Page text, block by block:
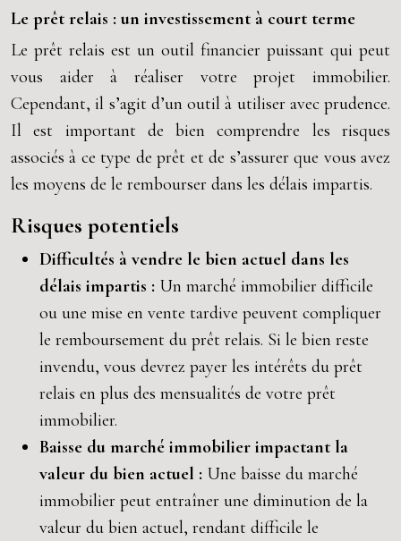
Le prêt relais : un investissement à court terme
Le prêt relais est un outil financier puissant qui peut
vous aider à réaliser votre projet immobilier.
Cependant, il s’agit d’un outil à utiliser avec prudence.
Il est important de bien comprendre les risques
associés à ce type de prêt et de s’assurer que vous avez
les moyens de le rembourser dans les délais impartis.
Risques potentiels
Difficultés à vendre le bien actuel dans les
délais impartis : Un marché immobilier difficile
ou une mise en vente tardive peuvent compliquer
le remboursement du prêt relais. Si le bien reste
invendu, vous devrez payer les intérêts du prêt
relais en plus des mensualités de votre prêt
immobilier.
Baisse du marché immobilier impactant la
valeur du bien actuel : Une baisse du marché
immobilier peut entraîner une diminution de la
valeur du bien actuel, rendant difficile le